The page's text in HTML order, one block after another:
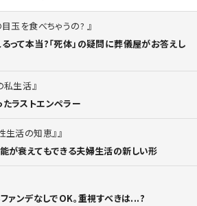
目玉を食べちゃうの?
って本当?「死体」の疑問に葬儀屋がお答えし
私生活
ラストエンペラー
生活の知恵』
が衰えてもできる夫婦生活の新しい形
ァンデなしでOK。重視すべきは...?